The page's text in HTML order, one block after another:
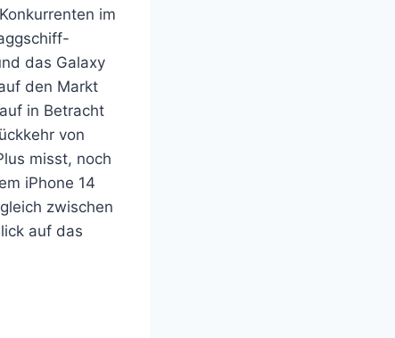
im
das Galaxy
den Markt
in Betracht
von
misst, noch
iPhone 14
zwischen
auf das